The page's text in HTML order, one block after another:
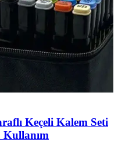
Keçeli Kalem Seti
Kullanım